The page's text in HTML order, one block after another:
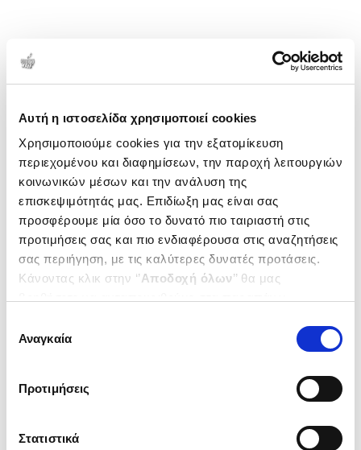
Αυτή η ιστοσελίδα χρησιμοποιεί cookies
Χρησιμοποιούμε cookies για την εξατομίκευση
περιεχομένου και διαφημίσεων, την παροχή λειτουργιών
κοινωνικών μέσων και την ανάλυση της
επισκεψιμότητάς μας. Επιδίωξη μας είναι σας
προσφέρουμε μία όσο το δυνατό πιο ταιριαστή στις
προτιμήσεις σας και πιο ενδιαφέρουσα στις αναζητήσεις
σας περιήγηση, με τις καλύτερες δυνατές προτάσεις.
Κάνοντας κλικ στην ‘’Αποδοχή όλων’’ θα μας
ενδιαφέρουν και να επιλέξετε από τα παρακάτω με την
΄΄και να ενημερωθείτε σχετικά με
συγκατάθεσης
Αναγκαία
Προτιμήσεις
Στατιστικά